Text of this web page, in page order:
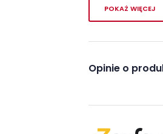
POKAŻ WIĘCEJ
Opinie o